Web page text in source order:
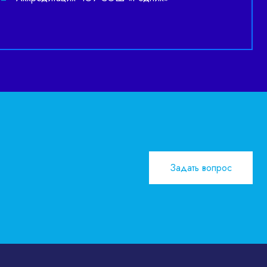
Задать вопрос